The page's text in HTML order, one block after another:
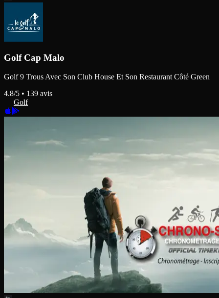
Golf Cap Malo
Golf 9 Trous Avec Son Club House Et Son Restaurant Côté Green
4.8/5 • 139 avis
Golf